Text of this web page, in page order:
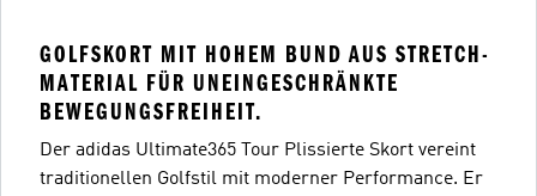
GOLFSKORT MIT HOHEM BUND AUS STRETCH-
MATERIAL FÜR UNEINGESCHRÄNKTE
BEWEGUNGSFREIHEIT.
Der adidas Ultimate365 Tour Plissierte Skort vereint
traditionellen Golfstil mit moderner Performance. Er